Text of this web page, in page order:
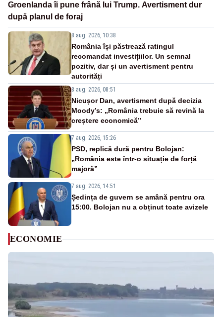
Groenlanda îi pune frână lui Trump. Avertisment dur
după planul de foraj
8 aug. 2026, 10:38
România își păstrează ratingul
recomandat investițiilor. Un semnal
pozitiv, dar și un avertisment pentru
autorități
8 aug. 2026, 08:51
Nicușor Dan, avertisment după decizia
Moody’s: „România trebuie să revină la
creștere economică”
7 aug. 2026, 15:26
PSD, replică dură pentru Bolojan:
„România este într-o situație de forță
majoră”
7 aug. 2026, 14:51
Ședința de guvern se amână pentru ora
15:00. Bolojan nu a obținut toate avizele
ECONOMIE